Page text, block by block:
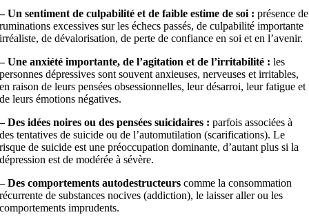
– Un sentiment de culpabilité et de faible estime de soi : présence de
ruminations excessives sur les échecs passés, de culpabilité importante
irréaliste, de dévalorisation, de perte de confiance en soi et en l’avenir.
– Une anxiété importante, de l’agitation et de l’irritabilité : les
personnes dépressives sont souvent anxieuses, nerveuses et irritables,
en raison de leurs pensées obsessionnelles, leur désarroi, leur fatigue et
de leurs émotions négatives.
– Des idées noires ou des pensées suicidaires :parfois associées à
des tentatives de suicide ou de l’automutilation (scarifications). Le
risque de suicide est une préoccupation dominante, d’autant plus si la
dépression est de modérée à sévère.
–Des comportements autodestructeurs comme la consommation
récurrente de substances nocives (addiction), le laisser aller ou les
comportements imprudents.